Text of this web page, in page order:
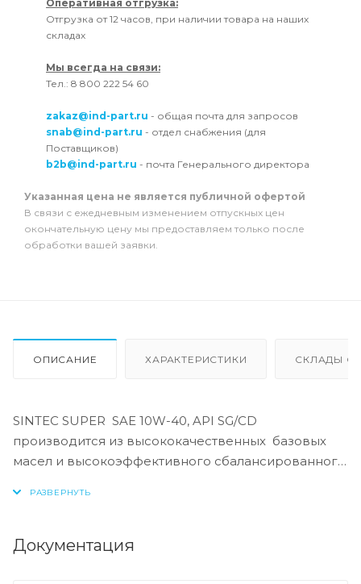
Оперативная отгрузка:
Отгрузка от 12 часов, при наличии товара на наших
складах
Мы всегда на связи:
Тел.: 8 800 222 54 60
zakaz@ind-part.ru - общая почта для запросов
snab@ind-part.ru - отдел снабжения (для
Поставщиков)
b2b@ind-part.ru - почта Генерального директора
Указанная цена не является публичной офертой
В связи с ежедневным изменением отпускных цен
окончательную цену мы предоставляем только после
обработки вашей заявки.
ОПИСАНИЕ ХАРАКТЕРИСТИКИ СКЛАДЫ
SINTEC SUPER SAE 10W-40, API SG/CD
производится из высококачественных базовых
масел и высокоэффективного сбалансированного
автомобилей отечественного и зарубежного
Документация